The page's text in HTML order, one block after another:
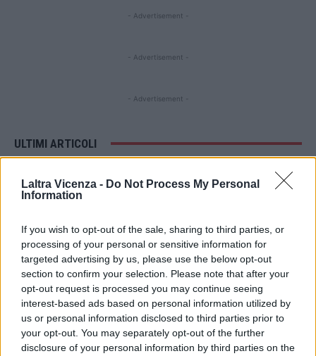
Laltra Vicenza - Do Not Process My Personal
Information
If you wish to opt-out of the sale, sharing to third parties, or
processing of your personal or sensitive information for
targeted advertising by us, please use the below opt-out
section to confirm your selection. Please note that after your
opt-out request is processed you may continue seeing
interest-based ads based on personal information utilized by
us or personal information disclosed to third parties prior to
your opt-out. You may separately opt-out of the further
disclosure of your personal information by third parties on the
- Advertisement -
- Advertisement -
- Advertisement -
ULTIMI ARTICOLI
EVENTI
Paolo Gnutti premiato come eccellenza
veneta nel mondo all’International
Scledum film festival